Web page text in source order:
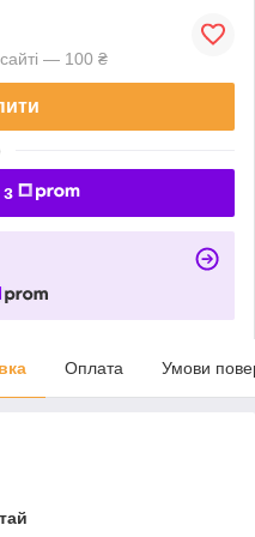
— 100 ₴
Оплата Умови